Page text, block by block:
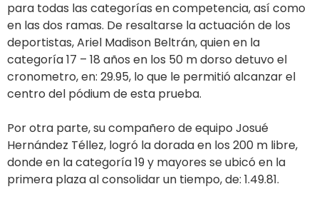
para todas las categorías en competencia, así como
en las dos ramas. De resaltarse la actuación de los
deportistas, Ariel Madison Beltrán, quien en la
categoría 17 – 18 años en los 50 m dorso detuvo el
cronometro, en: 29.95, lo que le permitió alcanzar el
centro del pódium de esta prueba.
Por otra parte, su compañero de equipo Josué
Hernández Téllez, logró la dorada en los 200 m libre,
donde en la categoría 19 y mayores se ubicó en la
primera plaza al consolidar un tiempo, de: 1.49.81.